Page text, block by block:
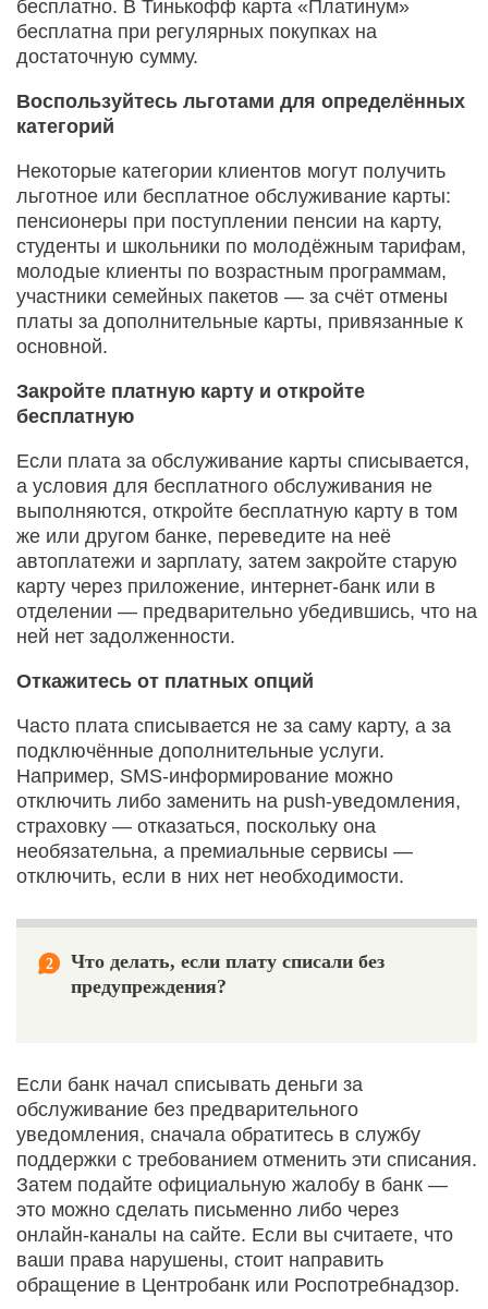
бесплатно. В Тинькофф карта «Платинум»
бесплатна при регулярных покупках на
достаточную сумму.
Воспользуйтесь льготами для определённых
категорий
Некоторые категории клиентов могут получить
льготное или бесплатное обслуживание карты:
пенсионеры при поступлении пенсии на карту,
студенты и школьники по молодёжным тарифам,
молодые клиенты по возрастным программам,
участники семейных пакетов — за счёт отмены
платы за дополнительные карты, привязанные к
основной.
Закройте платную карту и откройте
бесплатную
Если плата за обслуживание карты списывается,
а условия для бесплатного обслуживания не
выполняются, откройте бесплатную карту в том
же или другом банке, переведите на неё
автоплатежи и зарплату, затем закройте старую
карту через приложение, интернет‑банк или в
отделении — предварительно убедившись, что на
ней нет задолженности.
Откажитесь от платных опций
Часто плата списывается не за саму карту, а за
подключённые дополнительные услуги.
Например, SMS‑информирование можно
отключить либо заменить на push‑уведомления,
страховку — отказаться, поскольку она
необязательна, а премиальные сервисы —
отключить, если в них нет необходимости.
2
Что делать, если плату списали без
предупреждения?
Если банк начал списывать деньги за
обслуживание без предварительного
уведомления, сначала обратитесь в службу
поддержки с требованием отменить эти списания.
Затем подайте официальную жалобу в банк —
это можно сделать письменно либо через
онлайн‑каналы на сайте. Если вы считаете, что
ваши права нарушены, стоит направить
обращение в Центробанк или Роспотребнадзор.